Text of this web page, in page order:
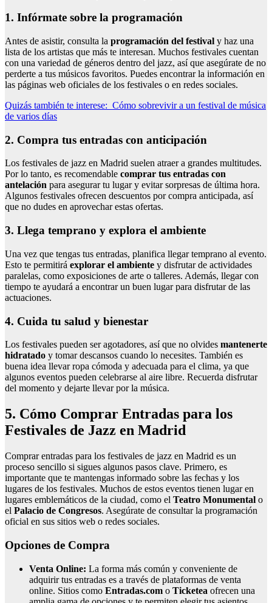
1. Infórmate sobre la programación
Antes de asistir, consulta la programación del festival y haz una
lista de los artistas que más te interesan. Muchos festivales cuentan
con una variedad de géneros dentro del jazz, así que asegúrate de no
perderte a tus músicos favoritos. Puedes encontrar la información en
las páginas web oficiales de los festivales o en redes sociales.
Quizás también te interese: Cómo sobrevivir a un festival de música
de varios días
2. Compra tus entradas con anticipación
Los festivales de jazz en Madrid suelen atraer a grandes multitudes.
Por lo tanto, es recomendable comprar tus entradas con
antelación para asegurar tu lugar y evitar sorpresas de última hora.
Algunos festivales ofrecen descuentos por compra anticipada, así
que no dudes en aprovechar estas ofertas.
3. Llega temprano y explora el ambiente
Una vez que tengas tus entradas, planifica llegar temprano al evento.
Esto te permitirá explorar el ambiente y disfrutar de actividades
paralelas, como exposiciones de arte o talleres. Además, llegar con
tiempo te ayudará a encontrar un buen lugar para disfrutar de las
actuaciones.
4. Cuida tu salud y bienestar
Los festivales pueden ser agotadores, así que no olvides mantenerte
hidratado y tomar descansos cuando lo necesites. También es
buena idea llevar ropa cómoda y adecuada para el clima, ya que
algunos eventos pueden celebrarse al aire libre. Recuerda disfrutar
del momento y dejarte llevar por la música.
5. Cómo Comprar Entradas para los
Festivales de Jazz en Madrid
Comprar entradas para los festivales de jazz en Madrid es un
proceso sencillo si sigues algunos pasos clave. Primero, es
importante que te mantengas informado sobre las fechas y los
lugares de los festivales. Muchos de estos eventos tienen lugar en
lugares emblemáticos de la ciudad, como el Teatro Monumental o
el Palacio de Congresos. Asegúrate de consultar la programación
oficial en sus sitios web o redes sociales.
Opciones de Compra
Venta Online: La forma más común y conveniente de
adquirir tus entradas es a través de plataformas de venta
online. Sitios como Entradas.com o Ticketea ofrecen una